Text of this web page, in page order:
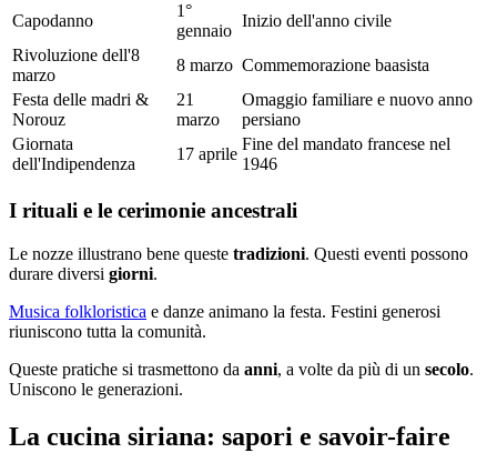
Capodanno
1°
gennaio
Inizio dell'anno civile
Rivoluzione dell'8
marzo
8 marzo Commemorazione baasista
Festa delle madri &
Norouz
21
marzo
Omaggio familiare e nuovo anno
persiano
Giornata
dell'Indipendenza
17 aprile
Fine del mandato francese nel
1946
I rituali e le cerimonie ancestrali
Le nozze illustrano bene queste tradizioni. Questi eventi possono
durare diversi giorni.
Musica folkloristica e danze animano la festa. Festini generosi
riuniscono tutta la comunità.
Queste pratiche si trasmettono da anni, a volte da più di un secolo.
Uniscono le generazioni.
La cucina siriana: sapori e savoir-faire